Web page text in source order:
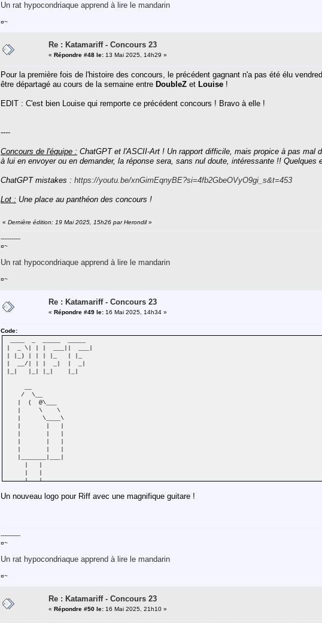
Un rat hypocondriaque apprend à lire le mandarin
¤~
Re : Katamariff - Concours 23
« Répondre #48 le: 13 Mai 2025, 14h29 »
Pour la première fois de l'histoire des concours, le précédent gagnant n'a pas été élu
être départagé au cours de la semaine entre DoubleZ et Louise !
EDIT : C'est bien Louise qui remporte ce précédent concours ! Bravo à elle !
----
Concours de l'équipe : ChatGPT et l'ASCII-Art ! Un rapport difficile, mais propice à pas mal
à lui en envoyer ou en demander, la réponse sera, sans nul doute, intéressante !!
ChatGPT mistakes : https://youtu.be/xnGimEqnyBE?si=4fb2GbeOVyO9gi_s&t=453
Lot : Une place au panthéon des concours !
« Dernière édition: 19 Mai 2025, 15h26 par Herondil»
-----------
¤~
Un rat hypocondriaque apprend à lire le mandarin
¤~
Re : Katamariff - Concours 23
« Répondre #49 le: 16 Mai 2025, 14h34 »
Code:
| _ \| | | ___|| ___|
| |_) | | | |_ | |_
| __/| | | _| | _|
/ \__
| ( @\___
| \ \
| \____\
|___|
Un nouveau logo pour Riff avec une magnifique guitare !
-----------
¤~
Un rat hypocondriaque apprend à lire le mandarin
¤~
Re : Katamariff - Concours 23
« Répondre #50 le: 16 Mai 2025, 21h10 »